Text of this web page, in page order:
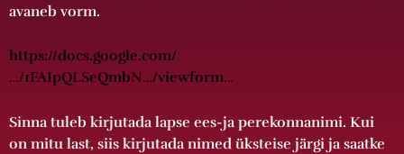
avaneb vorm.
https://docs.google.com/
…/1FAIpQLSeQmbN…/viewform…
Sinna tuleb kirjutada lapse ees-ja perekonnanimi. Kui
on mitu last, siis kirjutada nimed üksteise järgi ja saatke